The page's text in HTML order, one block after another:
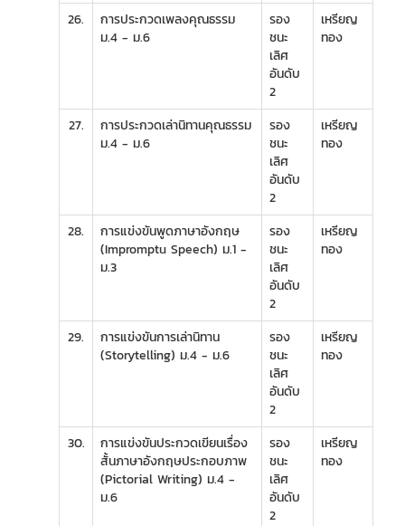
26.
การประกวดเพลงคุณธรรม
ม.4 - ม.6
รอง
ชนะ
เลิศ
อันดับ
2
เหรียญ
ทอง
27.
การประกวดเล่านิทานคุณธรรม
ม.4 - ม.6
รอง
ชนะ
เลิศ
อันดับ
2
เหรียญ
ทอง
28.
การแข่งขันพูดภาษาอังกฤษ
(Impromptu Speech) ม.1 -
ม.3
รอง
ชนะ
เลิศ
อันดับ
2
เหรียญ
ทอง
29.
การแข่งขันการเล่านิทาน
(Storytelling) ม.4 - ม.6
รอง
ชนะ
เลิศ
อันดับ
2
เหรียญ
ทอง
30.
การแข่งขันประกวดเขียนเรื่อง
สั้นภาษาอังกฤษประกอบภาพ
(Pictorial Writing) ม.4 -
ม.6
รอง
ชนะ
เลิศ
อันดับ
2
เหรียญ
ทอง